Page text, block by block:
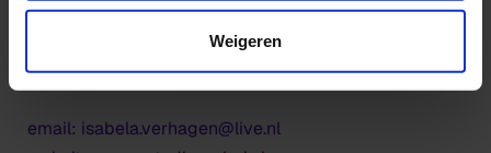
Weigeren
Maker
email: isabela.verhagen@live.nl